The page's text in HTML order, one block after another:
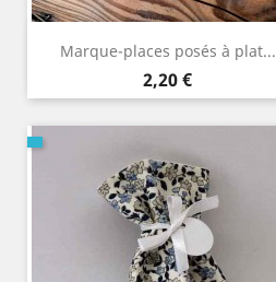
Marque-places posés à plat...
Prix
2,20 €